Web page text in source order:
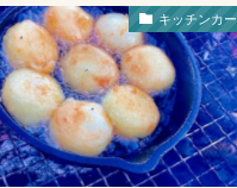
キッチンカー